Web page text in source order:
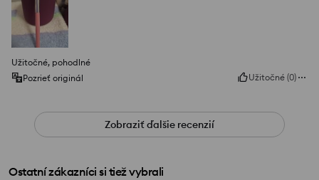
Užitočné, pohodlné
Pozrieť originál
Užitočné (0)
Zobraziť ďalšie recenzií
Ostatní zákazníci si tiež vybrali